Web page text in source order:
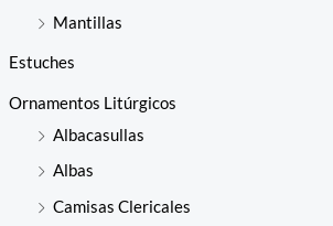
Mantillas
Estuches
Ornamentos Litúrgicos
Albacasullas
Albas
Camisas Clericales